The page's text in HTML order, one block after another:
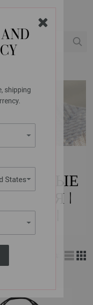
shipping
States
|
|